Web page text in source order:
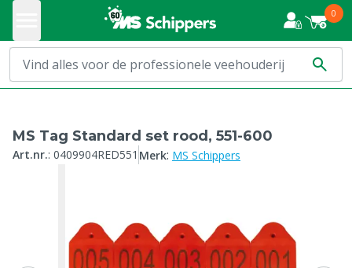
0
MS Tag Standard set rood, 551-600
Art.nr.: 0409904RED551 Merk: MS Schippers